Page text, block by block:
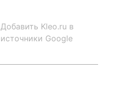
Добавить Kleo.ru в
источники Google